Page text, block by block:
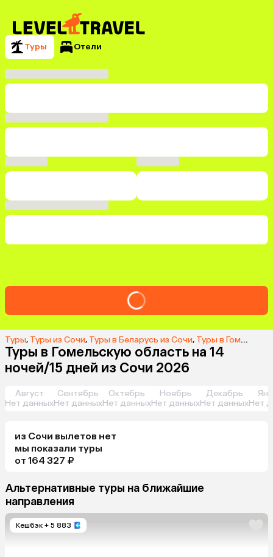
Туры Отели
Туры, Туры из Сочи, Туры в Беларусь из Сочи, Туры в Гомельскую область из Сочи
Туры в Гомельскую область на 14
ночей/15 дней из Сочи 2026
Август
Нет данных
Сентябрь
Нет данных
Октябрь
Нет данных
Ноябрь
Нет данных
Декабрь
Нет данныхНет
из Сочи вылетов нет
мы показали туры
от 164 327 ₽
Альтернативные туры на ближайшие
направления
Кешбэк + 5 883